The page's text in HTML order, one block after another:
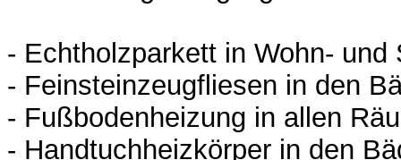
- Echtholzparkett in Wohn- und
- Feinsteinzeugfliesen in den
- Fußbodenheizung in allen
- Handtuchheizkörper in den